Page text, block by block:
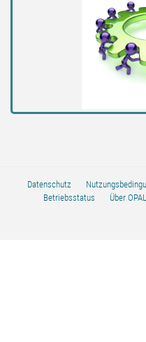
Datenschutz
Betriebsstatus
Über